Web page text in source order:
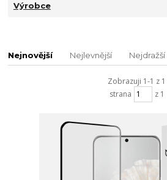
Výrobce
Nejnovější Nejlevnější Nejdražší
Zobrazuji 1-1 z 1
strana
z 1